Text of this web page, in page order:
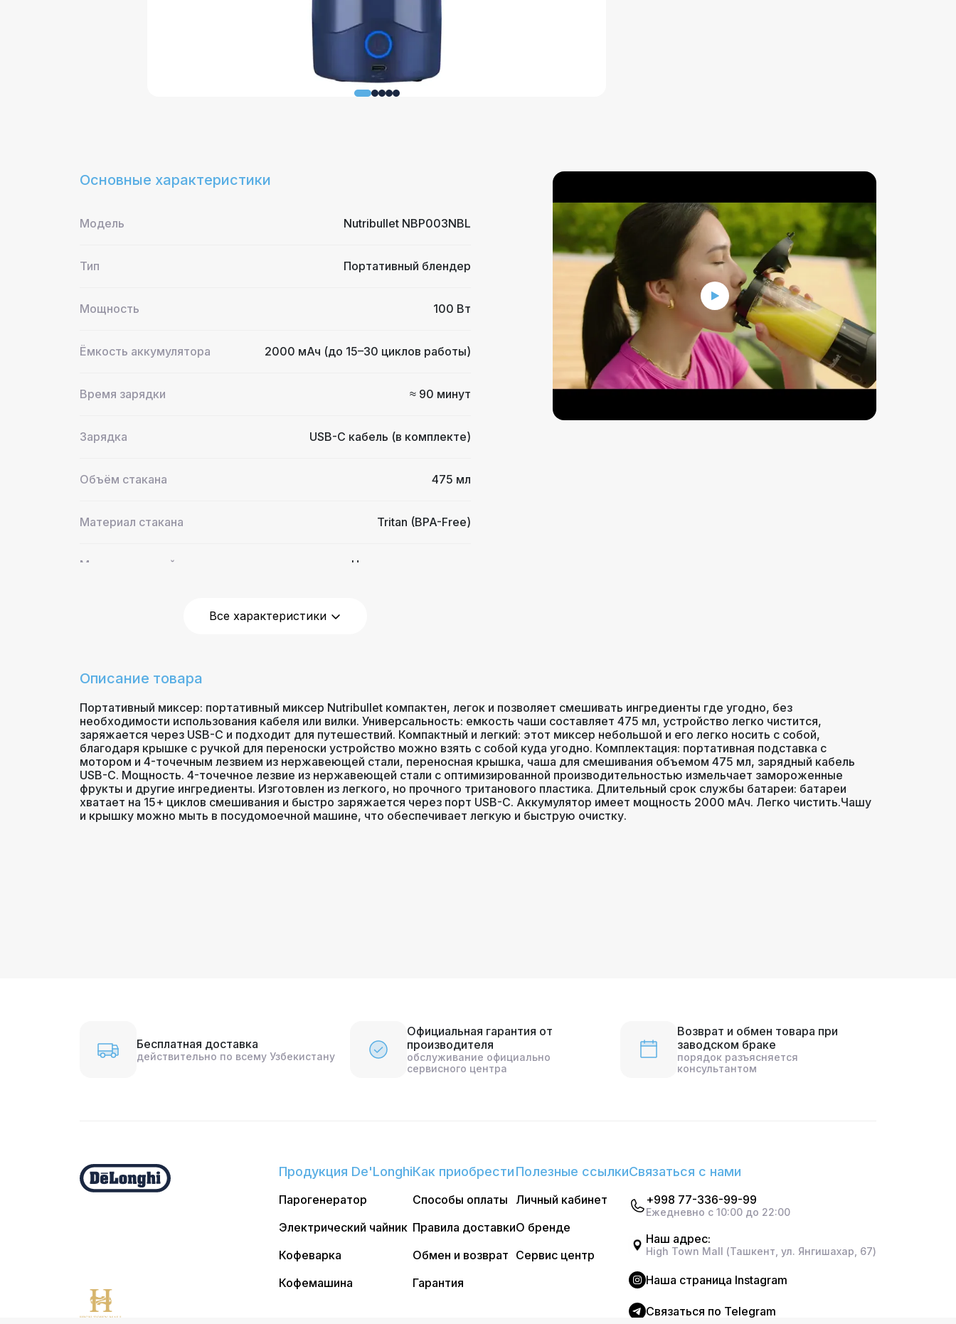
Основные характеристики
Модель Nutribullet NBP003NBL
Тип Портативный блендер
Мощность 100 Вт
Ёмкость аккумулятора 2000 мАч (до 15–30 циклов работы)
Время зарядки ≈ 90 минут
Зарядка USB-C кабель (в комплекте)
Объём стакана 475 мл
Материал стакана Tritan (BPA-Free)
Материал ножей Нержавеющая сталь
Размеры 26,7 × 9,5 × 9,5 см
Цвет Тёмно-синий (Blue)
Гарантия 24 месяца
Все характеристики
Описание товара
Портативный миксер: портативный миксер Nutribullet компактен, легок и позволяет смешивать ингредиенты где угодно, без
необходимости использования кабеля или вилки. Универсальность: емкость чаши составляет 475 мл, устройство легко чистится,
заряжается через USB-C и подходит для путешествий. Компактный и легкий: этот миксер небольшой и его легко носить с собой,
благодаря крышке с ручкой для переноски устройство можно взять с собой куда угодно. Комплектация: портативная подставка с
мотором и 4-точечным лезвием из нержавеющей стали, переносная крышка, чаша для смешивания объемом 475 мл, зарядный кабель
USB-C. Мощность. 4-точечное лезвие из нержавеющей стали с оптимизированной производительностью измельчает замороженные
фрукты и другие ингредиенты. Изготовлен из легкого, но прочного тританового пластика. Длительный срок службы батареи: батареи
хватает на 15+ циклов смешивания и быстро заряжается через порт USB-C. Аккумулятор имеет мощность 2000 мАч. Легко чистить.Чашу
и крышку можно мыть в посудомоечной машине, что обеспечивает легкую и быструю очистку.
Бесплатная доставка
действительно по всему Узбекистану
Официальная гарантия от
производителя
обслуживание официально
сервисного центра
Возврат и обмен товара при
заводском браке
порядок разъясняется
консультантом
Продукция De'Longhi
Парогенератор
Электрический чайник
Кофеварка
Кофемашина
Как приобрести
Способы оплаты
Правила доставки
Обмен и возврат
Гарантия
Полезные ссылки
Личный кабинет
О бренде
Сервис центр
Связаться с нами
+998 77-336-99-99
Ежедневно с 10:00 до 22:00
Наш адрес:
High Town Mall (Ташкент, ул. Янгишахар, 67)
Наша страница Instagram
Cвязаться по Telegram